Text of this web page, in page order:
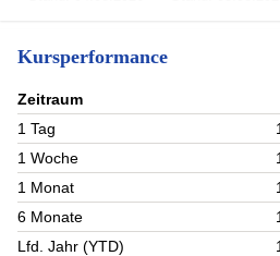
Kursperformance
Zeitraum
1 Tag
1 Woche
1 Monat
6 Monate
Lfd. Jahr (YTD)